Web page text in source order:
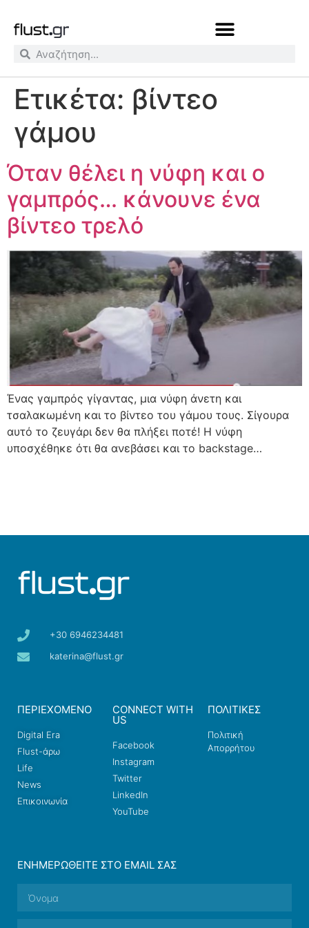
Ετικέτα: βίντεο
γάμου
Όταν θέλει η νύφη και ο
γαμπρός… κάνουνε ένα
βίντεο τρελό
Ένας γαμπρός γίγαντας, μια νύφη άνετη και
τσαλακωμένη και το βίντεο του γάμου τους. Σίγουρα
αυτό το ζευγάρι δεν θα πλήξει ποτέ! Η νύφη
υποσχέθηκε ότι θα ανεβάσει και το backstage…
+30 6946234481
katerina@flust.gr
ΠΕΡΙΕΧΟΜΕΝΟ
Digital Era
Flust-άρω
Life
News
Επικοινωνία
CONNECT WITH
US
Facebook
Instagram
Twitter
LinkedIn
YouTube
ΠΟΛΙΤΙΚΕΣ
Πολιτική
Απορρήτου
ΕΝΗΜΕΡΩΘΕΊΤΕ ΣΤΟ EMAIL ΣΑΣ